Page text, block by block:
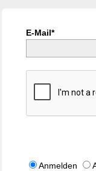
E-Mail*
Anmelden